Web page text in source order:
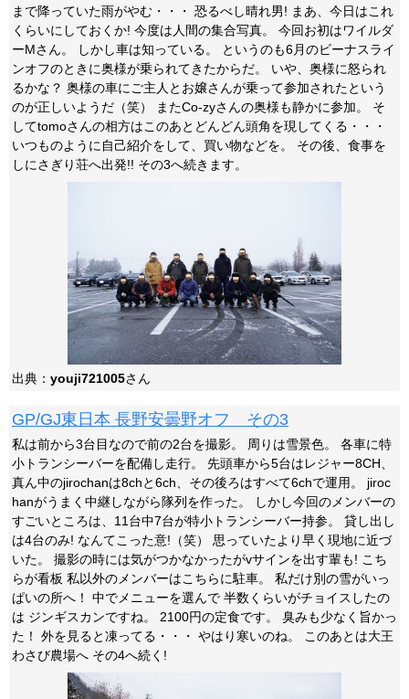
まで降っていた雨がやむ・・・ 恐るべし晴れ男! まあ、今日はこれ
くらいにしておくか! 今度は人間の集合写真。 今回お初はワイルダ
ーMさん。 しかし車は知っている。 というのも6月のビーナスライ
ンオフのときに奥様が乗られてきたからだ。 いや、奥様に怒られ
るかな？ 奥様の車にご主人とお嬢さんが乗って参加されたという
のが正しいようだ（笑） またCo-zyさんの奥様も静かに参加。 そ
してtomoさんの相方はこのあとどんどん頭角を現してくる・・・
いつものように自己紹介をして、買い物などを。 その後、食事を
しにさぎり荘へ出発!! その3へ続きます。
出典： youji721005さん
GP/GJ東日本 長野安曇野オフ その3
私は前から3台目なので前の2台を撮影。 周りは雪景色。 各車に特
小トランシーバーを配備し走行。 先頭車から5台はレジャー8CH、
真ん中のjirochanは8chと6ch、その後ろはすべて6chで運用。 jiroc
hanがうまく中継しながら隊列を作った。 しかし今回のメンバーの
すごいところは、11台中7台が特小トランシーバー持参。 貸し出し
は4台のみ! なんてこった意!（笑） 思っていたより早く現地に近づ
いた。 撮影の時には気がつかなかったがvサインを出す輩も! こち
らが看板 私以外のメンバーはこちらに駐車。 私だけ別の雪がいっ
ぱいの所へ！ 中でメニューを選んで 半数くらいがチョイスしたの
は ジンギスカンですね。 2100円の定食です。 臭みも少なく旨かっ
た！ 外を見ると凍ってる・・・ やはり寒いのね。 このあとは大王
わさび農場へ その4へ続く!